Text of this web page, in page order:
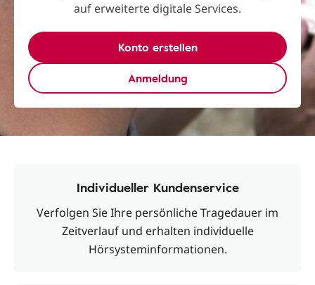
auf erweiterte digitale Services.
Konto erstellen
Anmeldung
Individueller Kundenservice
Verfolgen Sie Ihre persönliche Tragedauer im
Zeitverlauf und erhalten individuelle
Hörsysteminformationen.